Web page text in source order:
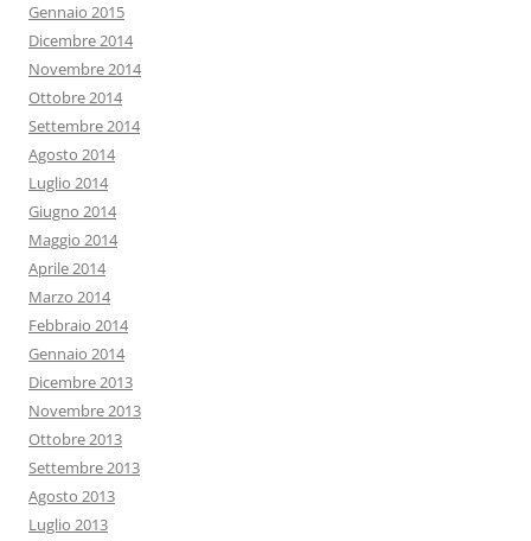
Gennaio 2015
Dicembre 2014
Novembre 2014
Ottobre 2014
Settembre 2014
Agosto 2014
Luglio 2014
Giugno 2014
Maggio 2014
Aprile 2014
Marzo 2014
Febbraio 2014
Gennaio 2014
Dicembre 2013
Novembre 2013
Ottobre 2013
Settembre 2013
Agosto 2013
Luglio 2013